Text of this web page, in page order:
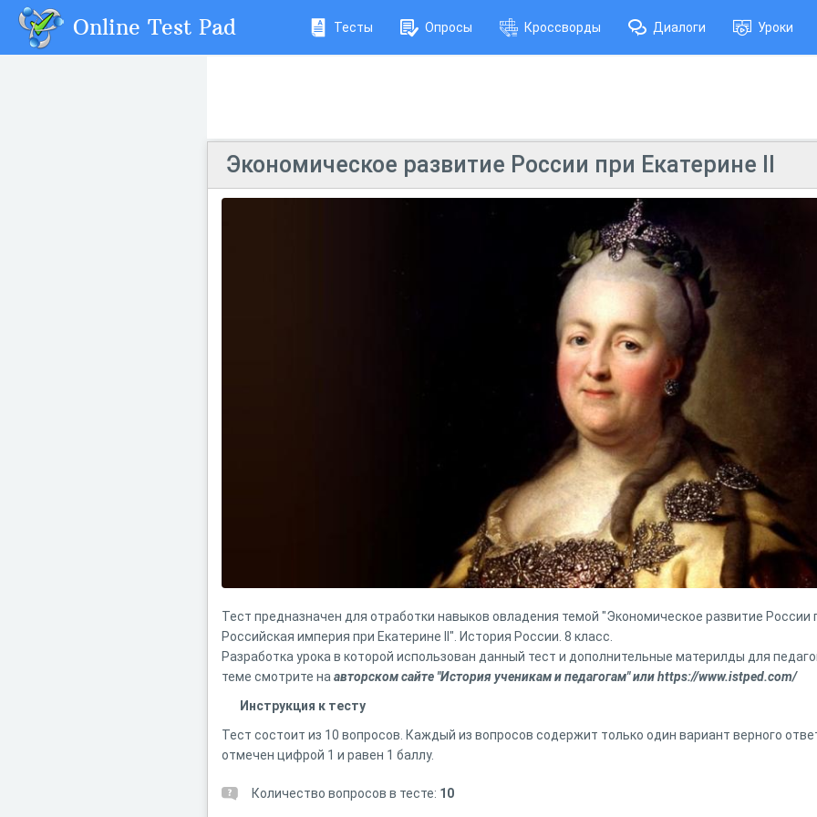
Online Test Pad Тесты Опросы Кроссворды Диалоги Уроки
Экономическое развитие России при Екатерине II
Тест предназначен для отработки навыков овладения темой "Экономическое развитие России
Российская империя при Екатерине II". История России. 8 класс.
Разработка урока в которой использован данный тест и дополнительные материлды для
теме смотрите на авторском сайте "История ученикам и педагогам" или https://www.istped.com/
Инструкция к тесту
Тест состоит из 10 вопросов. Каждый из вопросов содержит только один вариант верного
отмечен цифрой 1 и равен 1 баллу.
Количество вопросов в тесте: 10